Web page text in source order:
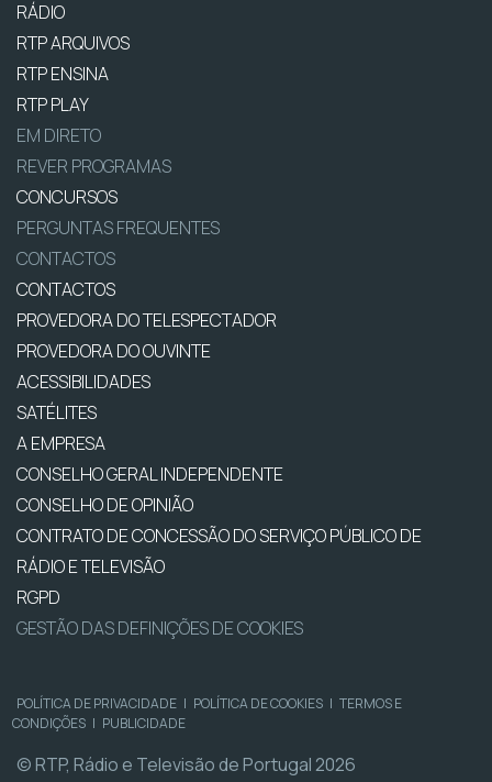
RÁDIO
RTP ARQUIVOS
RTP ENSINA
RTP PLAY
EM DIRETO
REVER PROGRAMAS
CONCURSOS
PERGUNTAS FREQUENTES
CONTACTOS
CONTACTOS
PROVEDORA DO TELESPECTADOR
PROVEDORA DO OUVINTE
ACESSIBILIDADES
SATÉLITES
A EMPRESA
CONSELHO GERAL INDEPENDENTE
CONSELHO DE OPINIÃO
CONTRATO DE CONCESSÃO DO SERVIÇO PÚBLICO DE
RÁDIO E TELEVISÃO
RGPD
GESTÃO DAS DEFINIÇÕES DE COOKIES
POLÍTICA DE PRIVACIDADE | POLÍTICA DE COOKIES | TERMOS E
CONDIÇÕES | PUBLICIDADE
© RTP, Rádio e Televisão de Portugal 2026